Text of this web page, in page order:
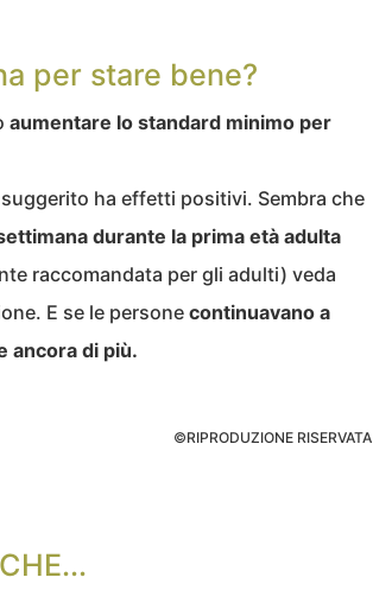
per stare bene?
aumentare lo standard minimo per
ha effetti positivi. Sembra che
durante la prima età adulta
raccomandata per gli adulti) veda
E se le persone continuavano a
ancora di più.
©RIPRODUZIONE RISERVATA